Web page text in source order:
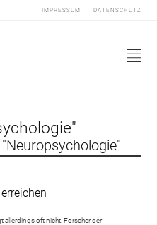
IMPRESSUM DATENSCHUTZ
allerdings oft nicht. Forscher der